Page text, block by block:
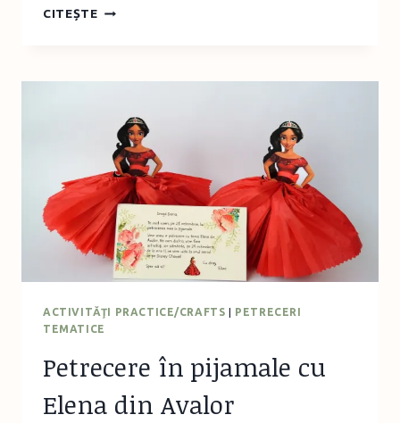
CITEȘTEEVANTAIE
SPATULE
LEMN
ACTIVITĂŢI PRACTICE/CRAFTS
PETRECERI
TEMATICE
Petrecere în pijamale cu
Elena din Avalor